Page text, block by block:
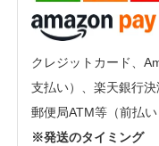
クレジットカード、
支払い）、楽天銀行決
郵便局ATM等（前払い
※発送のタイミング